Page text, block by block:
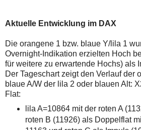
robbys-
elliottwellen@online.de.
zur
Lösung
des
Problems
sind
die
Post
auf
der
Plattform
Aktuelle Entwicklung im DAX
Die orangene 1 bzw. blaue Y/lila 1
Overnight-Indikation erzielten Hoch
für weitere zu erwartende Hochs) als
Der Tageschart zeigt den Verlauf der
blaue A/W der lila 2 oder blauen Alt:
Flat:
lila A=10864 mit der roten A
roten B (11926) als Doppelflat